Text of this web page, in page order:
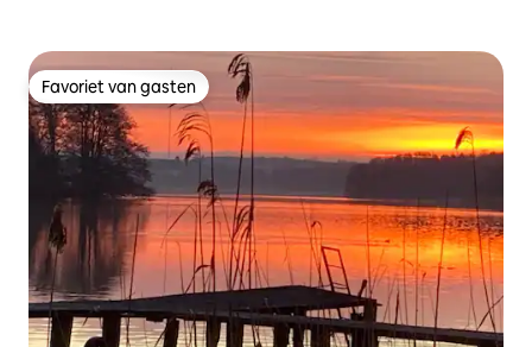
Favoriet van gasten
Favoriet van gasten